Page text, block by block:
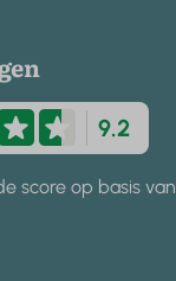
9.2
score op basis van